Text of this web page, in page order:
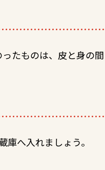
たものは、皮と身の
へ入れましょう。